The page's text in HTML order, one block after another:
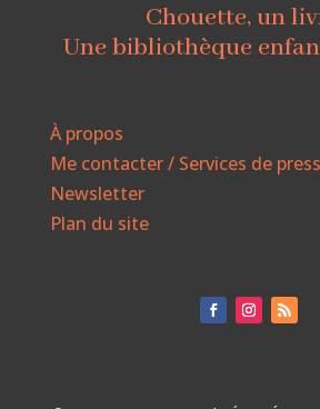
Chouette, un
Une bibliothèque
À propos
Me contacter / Services de
Newsletter
Plan du site